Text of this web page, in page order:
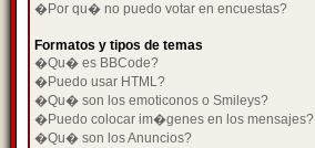
�Por qu� no puedo votar en encuestas?
Formatos y tipos de temas
�Qu� es BBCode?
�Puedo usar HTML?
�Qu� son los emoticonos o Smileys?
�Puedo colocar im�genes en los mensajes?
�Qu� son los Anuncios?